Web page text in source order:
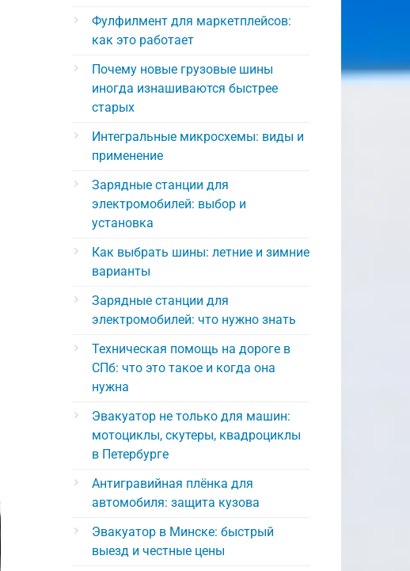
Фулфилмент для маркетплейсов:
как это работает
Почему новые грузовые шины
иногда изнашиваются быстрее
старых
Интегральные микросхемы: виды и
применение
Зарядные станции для
электромобилей: выбор и
установка
Как выбрать шины: летние и зимние
варианты
Зарядные станции для
электромобилей: что нужно знать
Техническая помощь на дороге в
СПб: что это такое и когда она
нужна
Эвакуатор не только для машин:
мотоциклы, скутеры, квадроциклы
в Петербурге
Антигравийная плёнка для
автомобиля: защита кузова
Эвакуатор в Минске: быстрый
выезд и честные цены